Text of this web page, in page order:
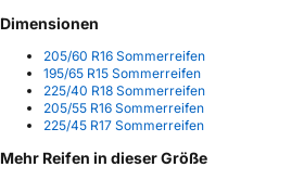
Dimensionen
205/60 R16 Sommerreifen
195/65 R15 Sommerreifen
225/40 R18 Sommerreifen
205/55 R16 Sommerreifen
225/45 R17 Sommerreifen
Mehr Reifen in dieser Größe